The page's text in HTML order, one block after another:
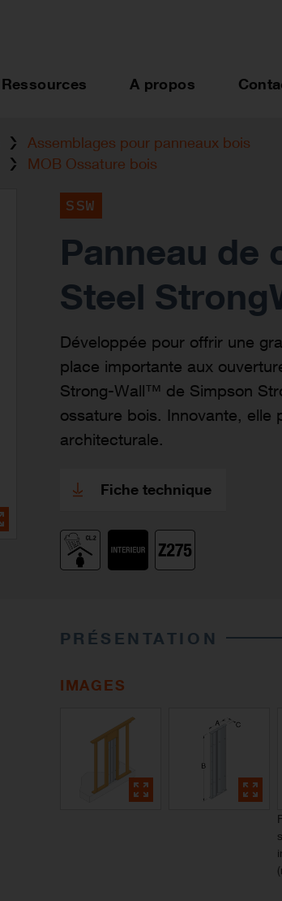
Ressources A propos
Assemblages pour panneaux bois
MOB Ossature bois
SSW
Panneau de
Steel
Développée pour offrir une
place importante aux
Strong-Wall™ de Simpson
ossature bois. Innovante, elle
architecturale.
Fiche technique
PRÉSENTATION
IMAGES